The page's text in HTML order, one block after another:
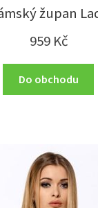
župan
959 Kč
Do obchodu